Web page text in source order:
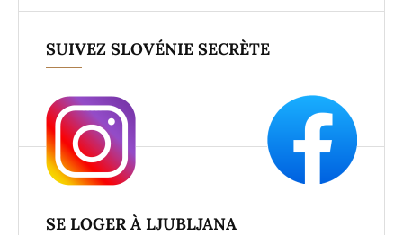
SUIVEZ SLOVÉNIE SECRÈTE
SE LOGER À LJUBLJANA